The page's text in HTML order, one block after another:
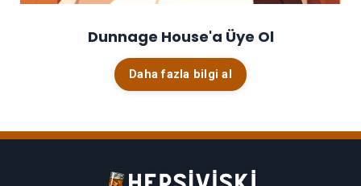
Dunnage House'a Üye Ol
Daha fazla bilgi al